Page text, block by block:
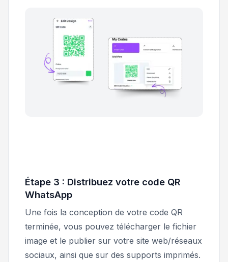
Étape 3 : Distribuez votre code QR
WhatsApp
Une fois la conception de votre code QR
terminée, vous pouvez télécharger le fichier
image et le publier sur votre site web/réseaux
sociaux, ainsi que sur des supports imprimés.